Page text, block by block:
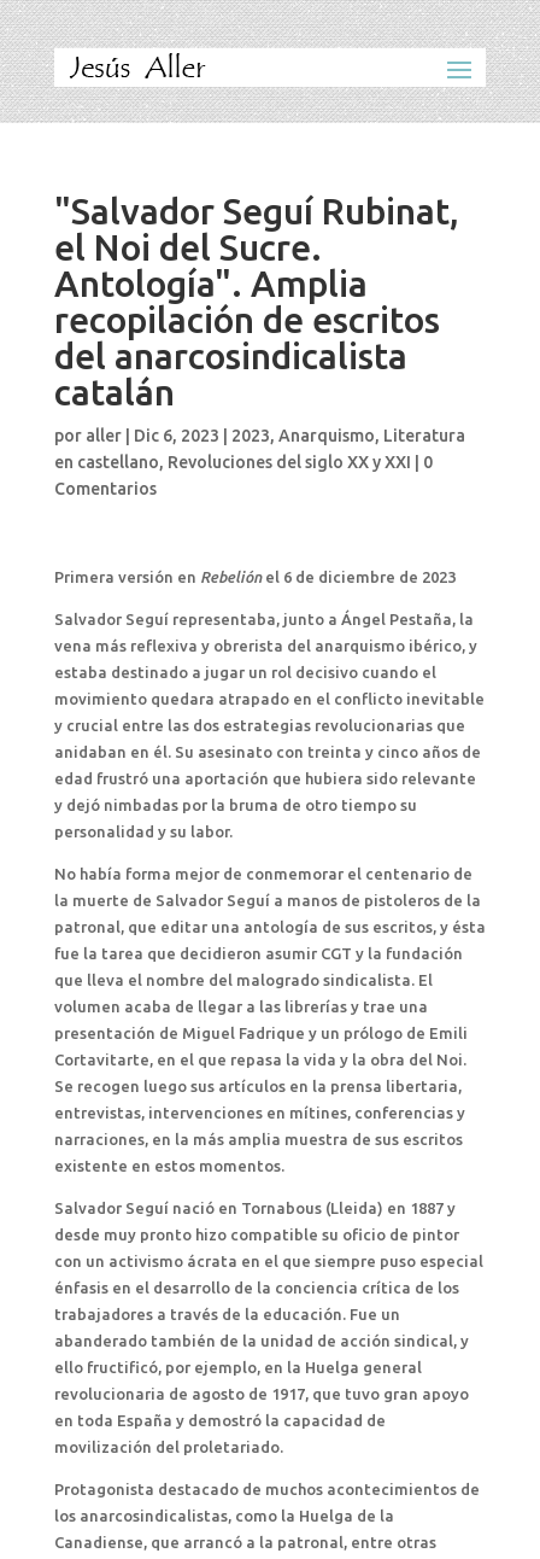
"Salvador Seguí Rubinat,
el Noi del Sucre.
Antología". Amplia
recopilación de escritos
del anarcosindicalista
catalán
por aller| Dic 6, 2023 2023, Anarquismo, Literatura
en castellano, Revoluciones del siglo XX y XXI
0
Comentarios
Primera versión en Rebeliónel 6 de diciembre de 2023
Salvador Seguí representaba, junto a Ángel Pestaña, la
vena más reflexiva y obrerista del anarquismo ibérico, y
estaba destinado a jugar un rol decisivo cuando el
movimiento quedara atrapado en el conflicto inevitable
y crucial entre las dos estrategias revolucionarias que
anidaban en él. Su asesinato con treinta y cinco años de
edad frustró una aportación que hubiera sido relevante
y dejó nimbadas por la bruma de otro tiempo su
personalidad y su labor.
No había forma mejor de conmemorar el centenario de
la muerte de Salvador Seguí a manos de pistoleros de la
patronal, que editar una antología de sus escritos, y ésta
fue la tarea que decidieron asumir CGT y la fundación
que lleva el nombre del malogrado sindicalista. El
volumen acaba de llegar a las librerías y trae una
presentación de Miguel Fadrique y un prólogo de Emili
Cortavitarte, en el que repasa la vida y la obra del Noi.
Se recogen luego sus artículos en la prensa libertaria,
entrevistas, intervenciones en mítines, conferencias y
narraciones, en la más amplia muestra de sus escritos
existente en estos momentos.
Salvador Seguí nació en Tornabous (Lleida) en 1887 y
desde muy pronto hizo compatible su oficio de pintor
con un activismo ácrata en el que siempre puso especial
énfasis en el desarrollo de la conciencia crítica de los
trabajadores a través de la educación. Fue un
abanderado también de la unidad de acción sindical, y
ello fructificó, por ejemplo, en la Huelga general
revolucionaria de agosto de 1917, que tuvo gran apoyo
en toda España y demostró la capacidad de
movilización del proletariado.
Protagonista destacado de muchos acontecimientos de
los anarcosindicalistas, como la Huelga de la
Canadiense, que arrancó a la patronal, entre otras